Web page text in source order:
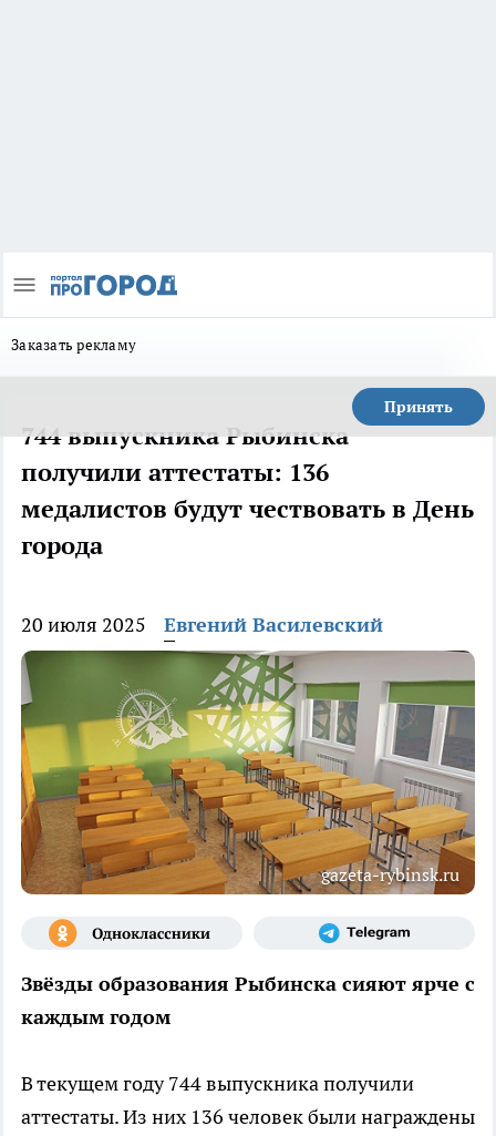
Заказать рекламу
Принять
744 выпускника Рыбинска
получили аттестаты: 136
медалистов будут чествовать в День
города
20 июля 2025 Евгений Василевский
gazeta-rybinsk.ru
Звёзды образования Рыбинска сияют ярче с
каждым годом
В текущем году 744 выпускника получили
аттестаты. Из них 136 человек были награждены